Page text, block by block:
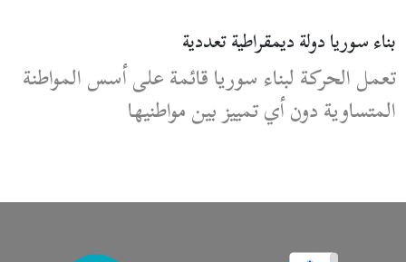
بناء سوريا دولة ديمقراطية تعددية
تعمل الحركة لبناء سوريا قائمة على أسس المواطنة
المتساوية دون أي تمييز بين مواطنيها